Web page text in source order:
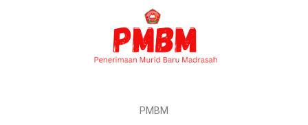
PMBM